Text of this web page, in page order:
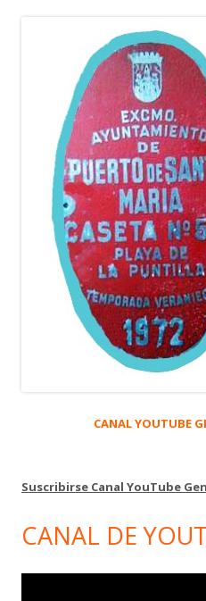
CANAL YOUTUBE
Suscribirse Canal YouTube
CANAL DE